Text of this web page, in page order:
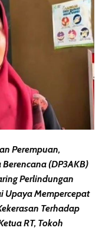
Perempuan,
(DP3AKB)
Perlindungan
Upaya Mempercepat
Terhadap
RT, Tokoh